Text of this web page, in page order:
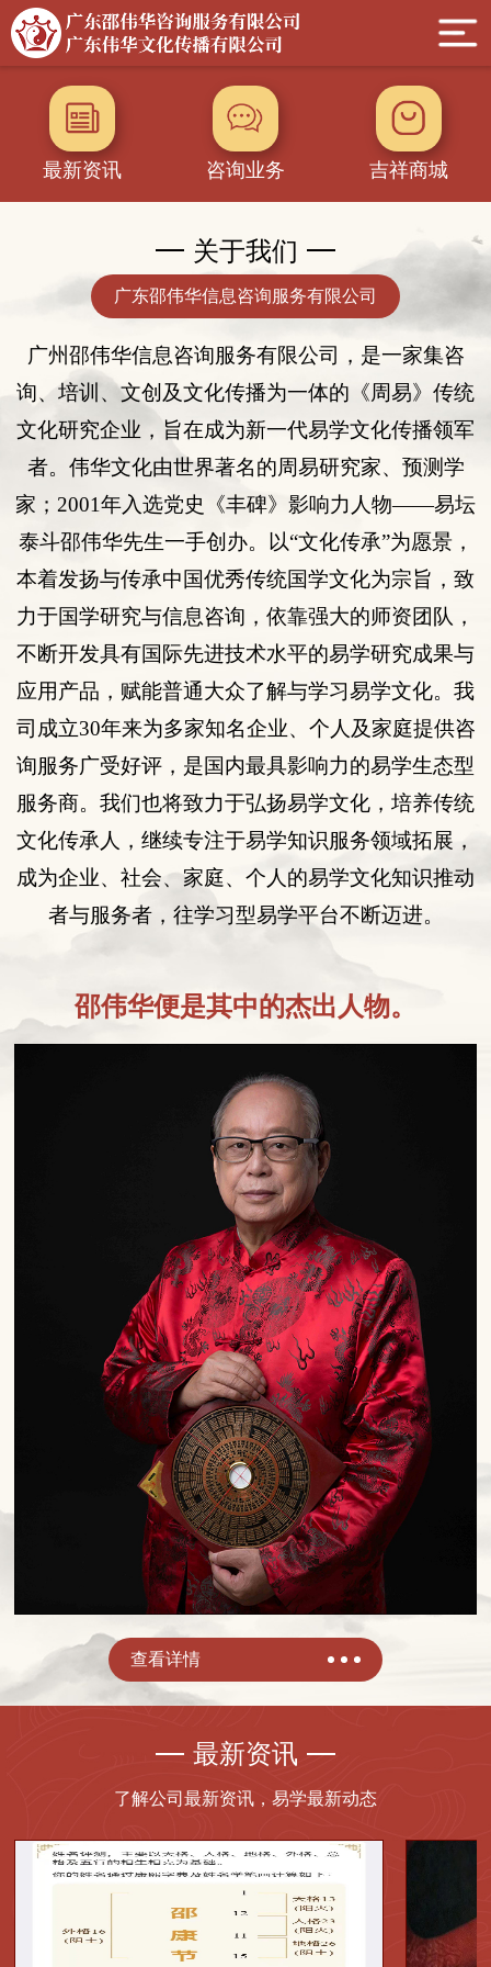
最新资讯 咨询业务 吉祥商城
关于我们
广东邵伟华信息咨询服务有限公司
广州邵伟华信息咨询服务有限公司，是一家集咨
询、 培训、文创及文化传播为一体的 《周易》 传统
文化研究企业 ，旨在成为新一代易学文化传播领军
者。伟华文化由世界著名的周易研究家、 预测学
家； 2001年入选党史《丰碑》影响力人物——易坛
泰斗邵伟华先生一手创办。以“文化传承”为愿景，
本着发扬与传承中国优秀传统国学文化为宗旨，致
力于国学研究与信息咨询 ，依靠强大的师资团队，
不断开发具有国际先进技术水平的易学研究成果与
应用产品，赋能普通大众了解与学习易学文化。我
司 成立30年来为多家知名企业、 个人 及家庭提供咨
询服务广受好评 ，是国内最具影响力的易学生态型
服务商。我们也将致力于弘扬易学文化，培养传统
文化传承人，继续专注于易学知识服务领域拓展，
成为企业、社会、家庭、个人的易学文化知识推动
者与服务者，往学习型易学平台不断迈进。
邵伟华便是其中的杰出人物。
查看详情
最新资讯
了解公司最新资讯，易学最新动态